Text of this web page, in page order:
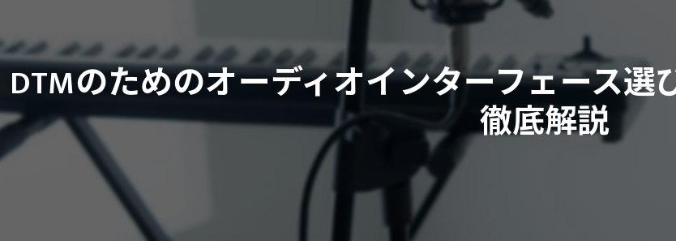
社会人
初心者
DTMのためのオーディオインターフェース
徹底解説